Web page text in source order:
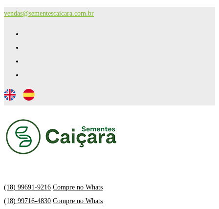
vendas@sementescaicara.com.br
(18) 99691-9216 Compre no Whats
(18) 99716-4830 Compre no Whats